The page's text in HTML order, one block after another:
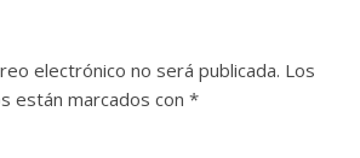
electrónico no será publicada. Los
están marcados con *